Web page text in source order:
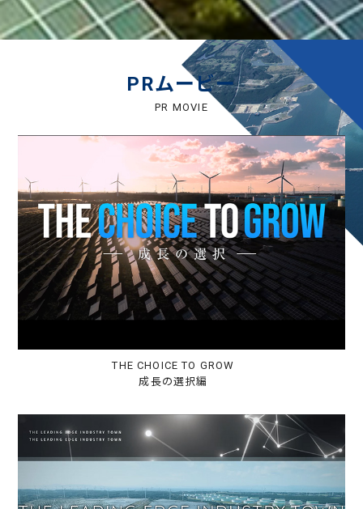
PRムービー
PR MOVIE
THE CHOICE TO GROW
成長の選択編